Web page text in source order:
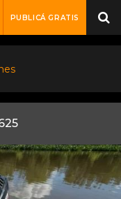
PUBLICÁ GRATIS